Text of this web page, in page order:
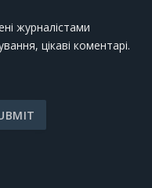
журналістами
цікаві коментарі.